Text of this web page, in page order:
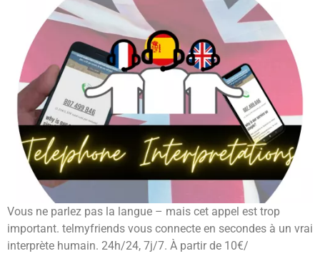
Vous ne parlez pas la langue – mais cet appel est trop
important. telmyfriends vous connecte en secondes à un vrai
interprète humain. 24h/24, 7j/7. À partir de 10€/